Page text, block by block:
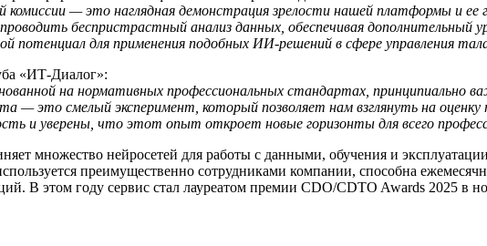
— это наглядная демонстрация зрелости нашей платформы и
беспристрастный анализ данных, обеспечивая дополнительный
потенциал для применения подобных ИИ-решений в сфере управления
«ИТ-Диалог»:
на нормативных профессиональных стандартах, принципиально
— это смелый эксперимент, который позволяет нам взглянуть на
и уверены, что этот опыт откроет новые горизонты для всего
множество нейросетей для работы с данными, обучения и
преимущественно сотрудниками компании, способна
В этом году сервис стал лауреатом премии CDO/CDTO Awards 2025